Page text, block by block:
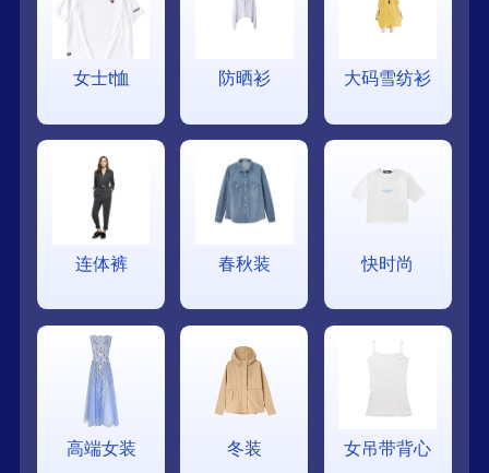
女士t恤 防晒衫 大码雪纺衫
连体裤 春秋装 快时尚
高端女装 冬装 女吊带背心